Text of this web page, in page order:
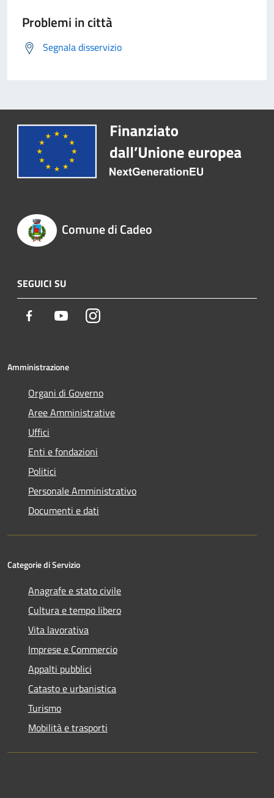
Problemi in città
Segnala disservizio
Comune di Cadeo
SEGUICI SU
Facebook YoutubeInstagram
Amministrazione
Organi di Governo
Aree Amministrative
Uffici
Enti e fondazioni
Politici
Personale Amministrativo
Documenti e dati
Categorie di Servizio
Anagrafe e stato civile
Cultura e tempo libero
Vita lavorativa
Imprese e Commercio
Appalti pubblici
Catasto e urbanistica
Turismo
Mobilità e trasporti